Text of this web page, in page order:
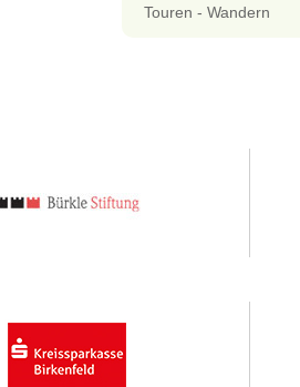
Touren - Wandern